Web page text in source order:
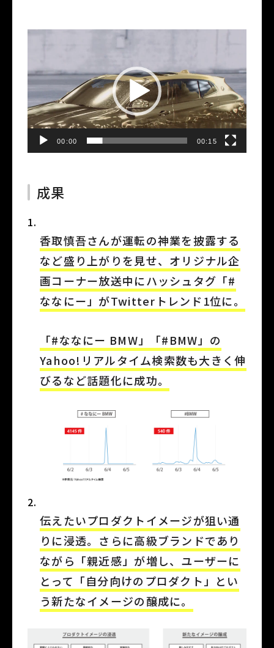
動
プ
レ
ー
ヤ
00:00 00:15
成果
香取慎吾さんが運転の神業を披露する
など盛り上がりを見せ、オリジナル企
画コーナー放送中にハッシュタグ「#
ななにー」がTwitterトレンド1位に。
「#ななにー BMW」「#BMW」の
Yahoo!リアルタイム検索数も大きく伸
びるなど話題化に成功。
伝えたいプロダクトイメージが狙い通
りに浸透。さらに高級ブランドであり
ながら「親近感」が増し、ユーザーに
とって「自分向けのプロダクト」とい
う新たなイメージの醸成に。